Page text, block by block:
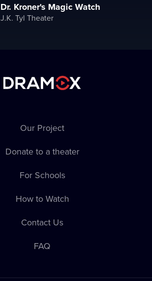
Dr. Kroner's Magic Watch
J.K. Tyl Theater
Our Project
Donate to a theater
For Schools
How to Watch
Contact Us
FAQ